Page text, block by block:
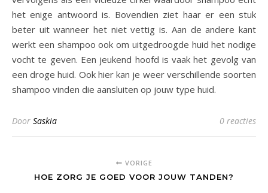
het enige antwoord is. Bovendien ziet haar er een stuk
beter uit wanneer het niet vettig is. Aan de andere kant
werkt een shampoo ook om uitgedroogde huid het nodige
vocht te geven. Een jeukend hoofd is vaak het gevolg van
een droge huid. Ook hier kan je weer verschillende soorten
shampoo vinden die aansluiten op jouw type huid.
Door Saskia 0 reacties
VORIGE
HOE ZORG JE GOED VOOR JOUW TANDEN?